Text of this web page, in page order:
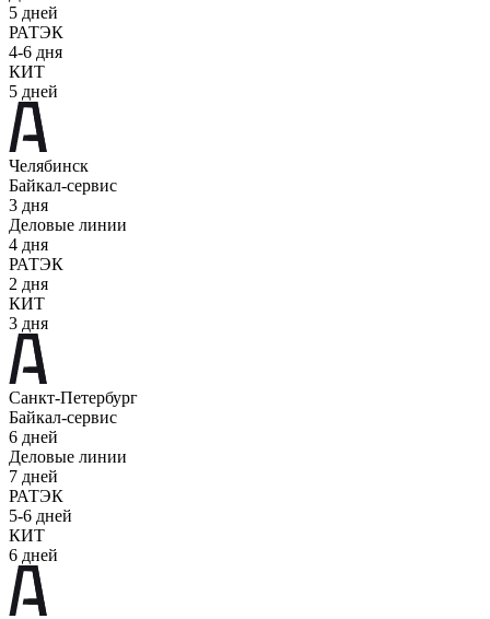
5 дней
РАТЭК
4-6 дня
КИТ
5 дней
Челябинск
Байкал-сервис
3 дня
Деловые линии
4 дня
РАТЭК
2 дня
КИТ
3 дня
Санкт-Петербург
Байкал-сервис
6 дней
Деловые линии
7 дней
РАТЭК
5-6 дней
КИТ
6 дней